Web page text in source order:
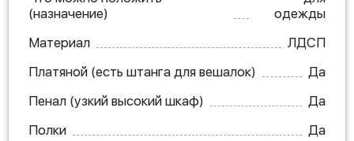
(назначение)
одежды
Материал
ЛДСП
Платяной (есть штанга для вешалок)
Да
Пенал (узкий высокий шкаф)
Да
Полки
Да